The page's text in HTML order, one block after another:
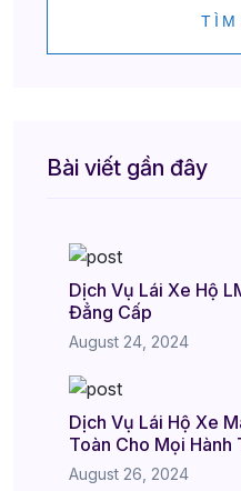
TÌM
Bài viết gần đây
Dịch Vụ Lái Xe Hộ
Đẳng Cấp
August 24, 2024
Dịch Vụ Lái Hộ Xe
Toàn Cho Mọi Hành
August 26, 2024